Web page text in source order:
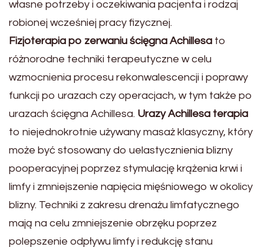
własne potrzeby i oczekiwania pacjenta i rodzaj
robionej wcześniej pracy fizycznej.
Fizjoterapia po zerwaniu ścięgna Achillesa to
różnorodne techniki terapeutyczne w celu
wzmocnienia procesu rekonwalescencji i poprawy
funkcji po urazach czy operacjach, w tym także po
urazach ścięgna Achillesa. Urazy Achillesa terapia
to niejednokrotnie używany masaż klasyczny, który
może być stosowany do uelastycznienia blizny
pooperacyjnej poprzez stymulację krążenia krwi i
limfy i zmniejszenie napięcia mięśniowego w okolicy
blizny. Techniki z zakresu drenażu limfatycznego
mają na celu zmniejszenie obrzęku poprzez
polepszenie odpływu limfy i redukcję stanu